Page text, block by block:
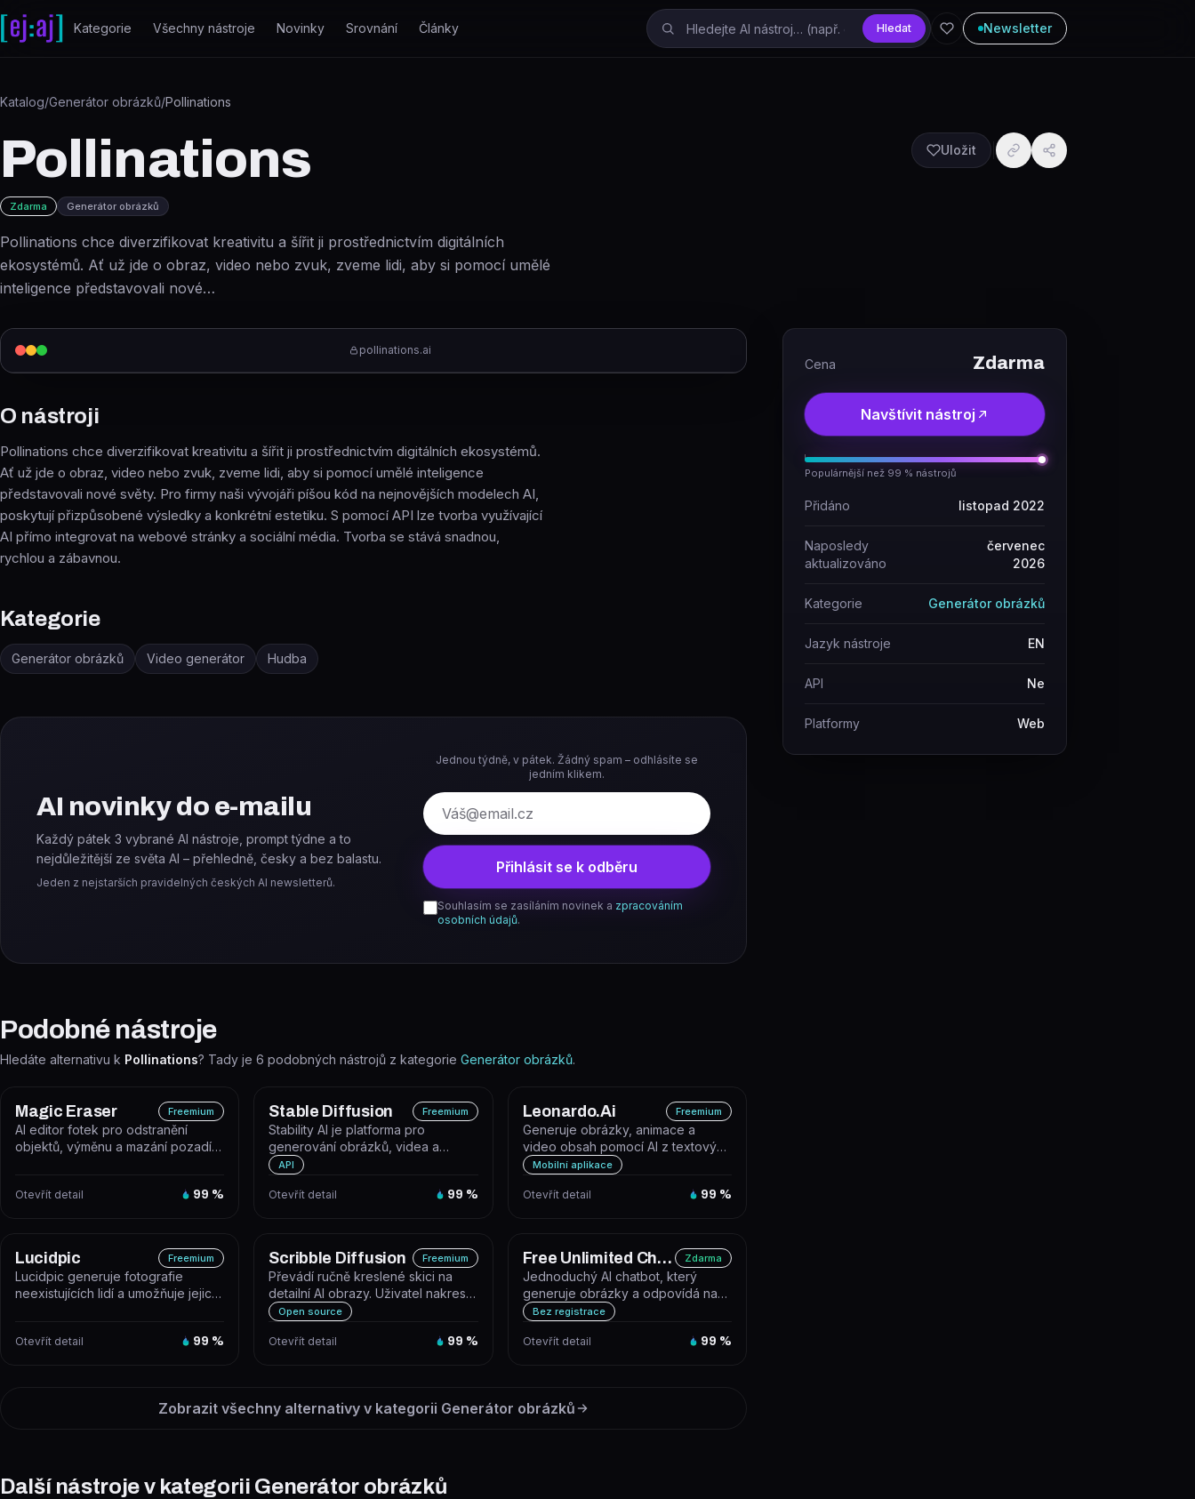
Přeskočit na obsah
Kategorie Všechny nástroje Novinky Srovnání Články Hledat Newsletter
Katalog/Generátor obrázků/Pollinations
Pollinations
Zdarma Generátor obrázků
Pollinations chce diverzifikovat kreativitu a šířit ji prostřednictvím digitálních
ekosystémů. Ať už jde o obraz, video nebo zvuk, zveme lidi, aby si pomocí umělé
inteligence představovali nové…
Uložit
pollinations.ai
O nástroji
Pollinations chce diverzifikovat kreativitu a šířit ji prostřednictvím digitálních ekosystémů.
Ať už jde o obraz, video nebo zvuk, zveme lidi, aby si pomocí umělé inteligence
představovali nové světy. Pro firmy naši vývojáři píšou kód na nejnovějších modelech AI,
poskytují přizpůsobené výsledky a konkrétní estetiku. S pomocí API lze tvorba využívající
AI přímo integrovat na webové stránky a sociální média. Tvorba se stává snadnou,
rychlou a zábavnou.
Kategorie
Generátor obrázků Video generátor Hudba
AI novinky do e-mailu
Každý pátek 3 vybrané AI nástroje, prompt týdne a to
nejdůležitější ze světa AI – přehledně, česky a bez balastu.
Jeden z nejstarších pravidelných českých AI newsletterů.
Jednou týdně, v pátek. Žádný spam – odhlásíte se
jedním klikem.
E-mail
Přihlásit se k odběru
Souhlasím se zasíláním novinek a zpracováním
osobních údajů.
Podobné nástroje
Hledáte alternativu k Pollinations? Tady je 6 podobných nástrojů z kategorie Generátor obrázků.
Magic Eraser Freemium
AI editor fotek pro odstranění
objektů, výměnu a mazání pozadí a
Otevřít detail 99 %
Stable Diffusion Freemium
Stability AI je platforma pro
generování obrázků, videa a
dalšího obsahu pomocí generativní
API
Otevřít detail 99 %
Leonardo.Ai Freemium
Generuje obrázky, animace a
video obsah pomocí AI z textových
promptů nebo vlastních modelů.
Mobilní aplikace
Otevřít detail 99 %
Lucidpic Freemium
Lucidpic generuje fotografie
neexistujících lidí a umožňuje jejich
Otevřít detail 99 %
Scribble Diffusion Freemium
Převádí ručně kreslené skici na
detailní AI obrazy. Uživatel nakreslí
skicu v prohlížeči nebo na...
Open source
Otevřít detail 99 %
Free Unlimited Chat Bot Zdarma
Jednoduchý AI chatbot, který
generuje obrázky a odpovídá na
otázky. Funguje zdarma bez
Bez registrace
Otevřít detail 99 %
Zobrazit všechny alternativy v kategorii Generátor obrázků
Další nástroje v kategorii Generátor obrázků
Cena Zdarma
Navštívit nástroj
Populárnější než 99 % nástrojů
Přidáno listopad 2022
Naposledy
aktualizováno
červenec
2026
Kategorie Generátor obrázků
Jazyk nástroje EN
API Ne
Platformy Web